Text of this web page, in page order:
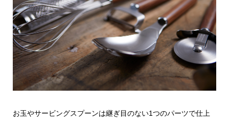
お玉やサービングスプーンは継ぎ目のない1つのパーツで仕上